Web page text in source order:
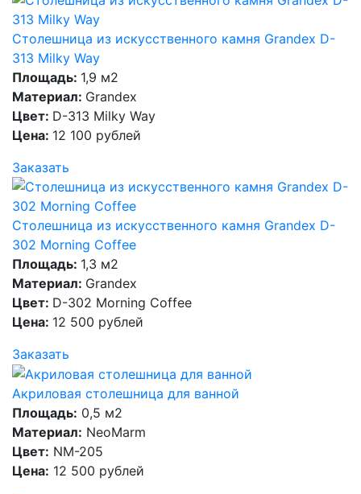
Столешница из искусственного камня Grandex D-
313 Milky Way
Площадь: 1,9 м2
Материал: Grandex
Цвет: D-313 Milky Way
Цена: 12 100 рублей
Заказать
Столешница из искусственного камня Grandex D-
302 Morning Coffee
Площадь: 1,3 м2
Материал: Grandex
Цвет: D-302 Morning Coffee
Цена: 12 500 рублей
Заказать
Акриловая столешница для ванной
Площадь: 0,5 м2
Материал: NeoMarm
Цвет: NM-205
Цена: 12 500 рублей